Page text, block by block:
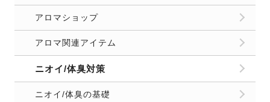
アロマショップ
アロマ関連アイテム
ニオイ/体臭対策
ニオイ/体臭の基礎